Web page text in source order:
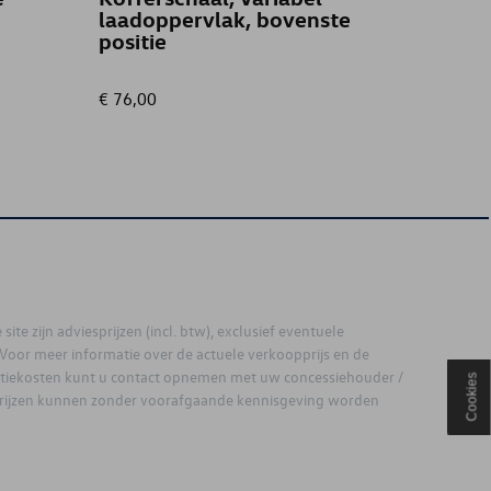
laadoppervlak, bovenste
positie
€ 76,00
site zijn adviesprijzen (incl. btw), exclusief eventuele
meer informatie over de actuele verkoopprijs en de
kunt u contact opnemen met uw concessiehouder /
kunnen zonder voorafgaande kennisgeving worden
Cookies